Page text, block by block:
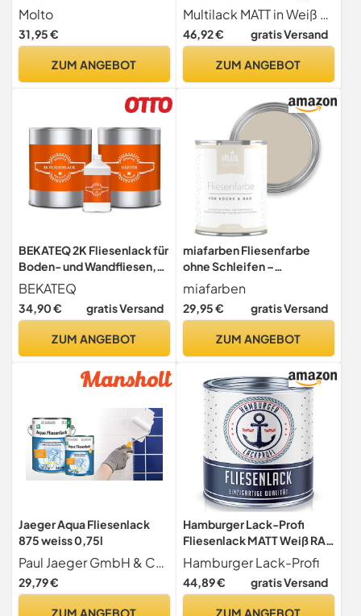
Grundierung, 750ml
Molto
31,95 €
ZUM ANGEBOT
RAL9016 Verkehrsweiß - 1
kg inkl. Härter -
Fliesenfarbe mit
Hafteigenschaften für
Grund- und Decklack
Multilack MATT in Weiß RAL9016 Verkehrsweiß von Adler, ist ein lösemittelbasierter, 2-Komponenten High-End PU Lack, die TOP Lösung zum einfachen Renovieren. Für innen und außen geeignet mit extremer Haftung, ausgezeichneter Wetterbeständigkeit, hoch strapazierfähig und sehr chemikalienbeständig.
46,92 € gratis Versand
ZUM ANGEBOT
BEKATEQ 2K Fliesenlack für
Boden- und Wandfliesen,
1kg Anthrazitgrau
seidenglänzend, außen &
innen - geruchsarm,
schnelltrocknend,
Bad, Garage BK-721F
BEKATEQ
34,90 € gratis Versand
ZUM ANGEBOT
miafarben Fliesenfarbe
ohne Schleifen –
Fliesenlack für Wand &
Boden – Bad & Küche –
hochdeckend, matt,
(Feine Mandelcreme,
miafarben
29,95 € gratis Versand
ZUM ANGEBOT
Jaeger Aqua Fliesenlack
875 weiss 0,75l
Paul Jaeger GmbH & Co. KG
29,79 €
ZUM ANGEBOT
Hamburger Lack-Profi
Fliesenlack MATT Weiß RAL
9010 Weiß Fliesenfarbe (1 L)
Hamburger Lack-Profi
44,89 € gratis Versand
ZUM ANGEBOT